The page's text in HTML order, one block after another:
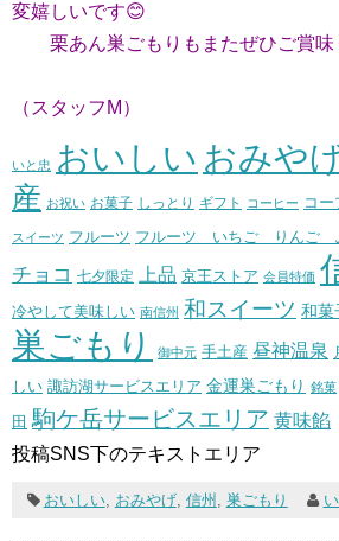
変嬉しいです😊
栗あん巣ごもりもまたぜひご賞味
（スタッフM ）
いと忠 おいしい おみや
産 お祝い お菓子 しっとり ギフト コーヒー コー
スイーツ フルーツ フルーツ いちご りんご
チョコ 七夕限定 上品 京王ストア 会員特価
冷やして美味しい 南信州 和スイーツ 和菓
巣ごもり 御中元 手土産 昼神温泉
しい 諏訪湖サービスエリア 金運巣ごもり 銘菓
田 駒ケ岳サービスエリア 黄味餡
投稿SNS下のテキストエリア
おいしい, おみやげ, 信州 , 巣ごもり